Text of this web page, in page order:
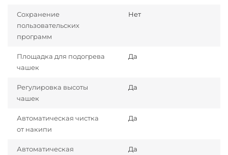
Сохранение
пользовательских
программ
Нет
Площадка для подогрева
чашек
Да
Регулировка высоты
чашек
Да
Автоматическая чистка
от накипи
Да
Автоматическая
Да